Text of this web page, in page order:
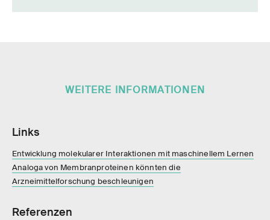
WEITERE INFORMATIONEN
Links
Entwicklung molekularer Interaktionen mit maschinellem Lernen
Analoga von Membranproteinen könnten die
Arzneimittelforschung beschleunigen
Referenzen